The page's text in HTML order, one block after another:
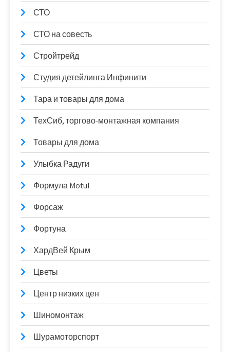
СТО
СТО на совесть
Стройтрейд
Студия детейлинга Инфинити
Тара и товары для дома
ТехСиб, торгово-монтажная компания
Товары для дома
Улыбка Радуги
Формула Motul
Форсаж
Фортуна
ХардВей Крым
Цветы
Центр низких цен
Шиномонтаж
Шурамоторспорт